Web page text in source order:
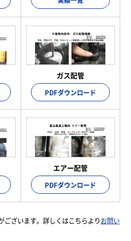
ガス配管
PDFダウンロード
エアー配管
PDFダウンロード
ざいます。詳しくはこちらよりお問い